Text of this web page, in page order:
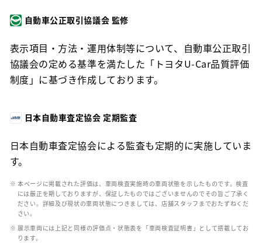
自動車公正取引協議会 監修
表示項目・方法・運用体制等について、自動車公正取引
協議会の定める基準を満たした「トヨタU-Car品質評価
制度」に基づき作成しております。
日本自動車査定協会 定期監査
日本自動車査定協会による監査も定期的に実施していま
す。
※ 本ページに掲載された評価は、車両検査実施時の車両状態を示したものです。検査
には厳正を期しておりますが、保証したものではございませんのでその旨ご了承く
ださい。詳細及び現状の車両状態につきましては、店舗スタッフまでおたずねくだ
さい。
※ 展示車両には上記と同様の評価点・状態表を「車両検査証明書」として搭載してお
ります。